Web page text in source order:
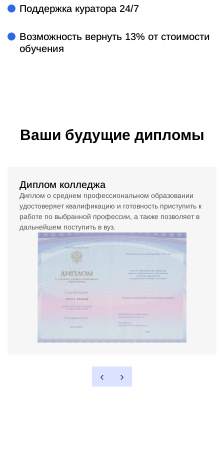
Поддержка куратора 24/7
Возможность вернуть 13% от стоимости
обучения
Ваши будущие дипломы
Диплом колледжа
Диплом о среднем профессиональном образовании
удостоверяет квалификацию и готовность приступить к
работе по выбранной профессии, а также позволяет в
дальнейшем поступить в вуз.
‹ ›